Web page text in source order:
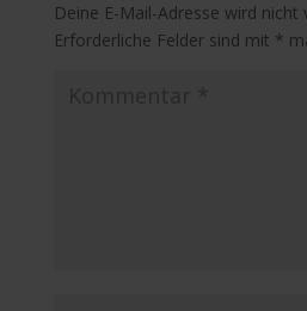
Deine E-Mail-Adresse wird nicht
Erforderliche Felder sind mit *